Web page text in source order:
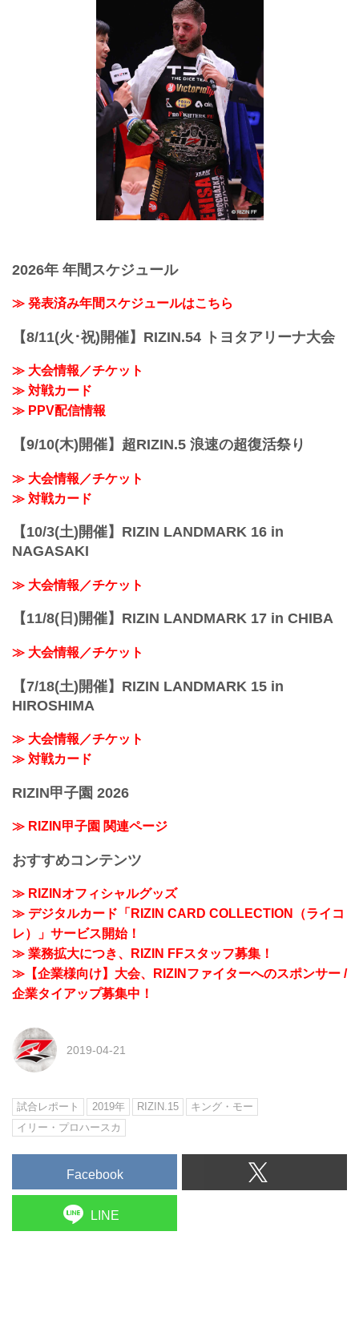
2026年 年間スケジュール
≫ 発表済み年間スケジュールはこちら
【8/11(火･祝)開催】RIZIN.54 トヨタアリーナ大会
≫ 大会情報／チケット
≫ 対戦カード
≫ PPV配信情報
【9/10(木)開催】超RIZIN.5 浪速の超復活祭り
≫ 大会情報／チケット
≫ 対戦カード
【10/3(土)開催】RIZIN LANDMARK 16 in
NAGASAKI
≫ 大会情報／チケット
【11/8(日)開催】RIZIN LANDMARK 17 in CHIBA
≫ 大会情報／チケット
【7/18(土)開催】RIZIN LANDMARK 15 in
HIROSHIMA
≫ 大会情報／チケット
≫ 対戦カード
RIZIN甲子園 2026
≫ RIZIN甲子園 関連ページ
おすすめコンテンツ
≫ RIZINオフィシャルグッズ
≫ デジタルカード「RIZIN CARD COLLECTION（ライコ
レ）」サービス開始！
≫ 業務拡大につき、RIZIN FFスタッフ募集！
≫【企業様向け】大会、RIZINファイターへのスポンサー /
企業タイアップ募集中！
2019-04-21
試合レポート 2019年 RIZIN.15
キング・モー
イリー・プロハースカ
Facebook
LINE